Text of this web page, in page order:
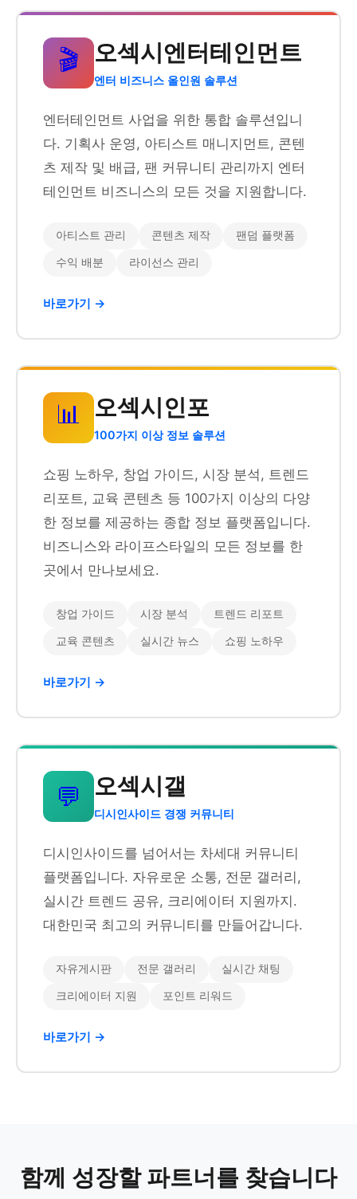
🎬 오섹시엔터테인먼트
엔터 비즈니스 올인원 솔루션
엔터테인먼트 사업을 위한 통합 솔루션입니
다. 기획사 운영, 아티스트 매니지먼트, 콘텐
츠 제작 및 배급, 팬 커뮤니티 관리까지 엔터
테인먼트 비즈니스의 모든 것을 지원합니다.
아티스트 관리 콘텐츠 제작 팬덤 플랫폼
수익 배분 라이선스 관리
바로가기 →
📊 오섹시인포
100가지 이상 정보 솔루션
쇼핑 노하우, 창업 가이드, 시장 분석, 트렌드
리포트, 교육 콘텐츠 등 100가지 이상의 다양
한 정보를 제공하는 종합 정보 플랫폼입니다.
비즈니스와 라이프스타일의 모든 정보를 한
곳에서 만나보세요.
창업 가이드 시장 분석 트렌드 리포트
교육 콘텐츠 실시간 뉴스 쇼핑 노하우
바로가기 →
💬 오섹시갤
디시인사이드 경쟁 커뮤니티
디시인사이드를 넘어서는 차세대 커뮤니티
플랫폼입니다. 자유로운 소통, 전문 갤러리,
실시간 트렌드 공유, 크리에이터 지원까지.
대한민국 최고의 커뮤니티를 만들어갑니다.
자유게시판 전문 갤러리 실시간 채팅
크리에이터 지원 포인트 리워드
바로가기 →
함께 성장할 파트너를 찾습니다